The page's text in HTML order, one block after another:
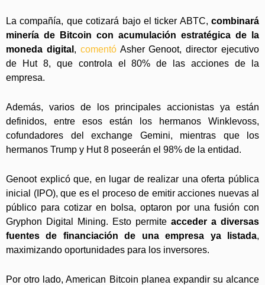
La compañía, que cotizará bajo el ticker ABTC, combinará
minería de Bitcoin con acumulación estratégica de la
moneda digital , comentó Asher Genoot, director ejecutivo
de Hut 8, que controla el 80% de las acciones de la
empresa.
Además, varios de los principales accionistas ya están
definidos, entre esos están los hermanos Winklevoss,
cofundadores del exchange Gemini, mientras que los
hermanos Trump y Hut 8 poseerán el 98% de la entidad.
Genoot explicó que, en lugar de realizar una oferta pública
inicial (IPO), que es el proceso de emitir acciones nuevas al
público para cotizar en bolsa, optaron por una fusión con
Gryphon Digital Mining. Esto permite acceder a diversas
fuentes de financiación de una empresa ya listada,
maximizando oportunidades para los inversores.
Por otro lado, American Bitcoin planea expandir su alcance